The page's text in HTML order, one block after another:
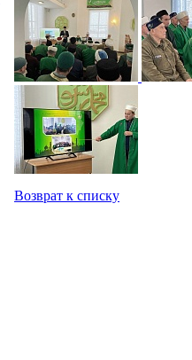
Возврат к списку